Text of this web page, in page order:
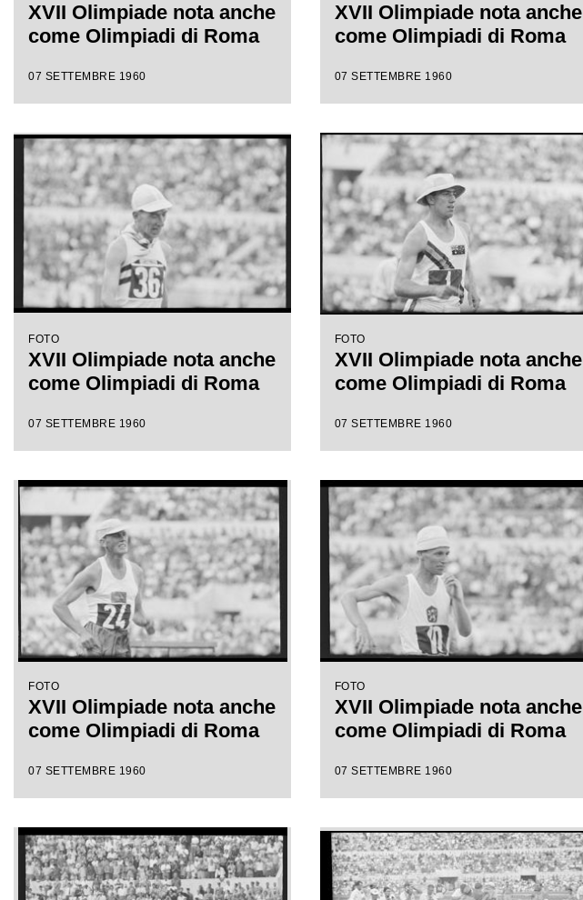
XVII Olimpiade nota anche
come Olimpiadi di Roma
07 SETTEMBRE 1960
XVII Olimpiade nota anche
come Olimpiadi di Roma
07 SETTEMBRE 1960
FOTO
XVII Olimpiade nota anche
come Olimpiadi di Roma
07 SETTEMBRE 1960
FOTO
XVII Olimpiade nota anche
come Olimpiadi di Roma
07 SETTEMBRE 1960
FOTO
XVII Olimpiade nota anche
come Olimpiadi di Roma
07 SETTEMBRE 1960
FOTO
XVII Olimpiade nota anche
come Olimpiadi di Roma
07 SETTEMBRE 1960